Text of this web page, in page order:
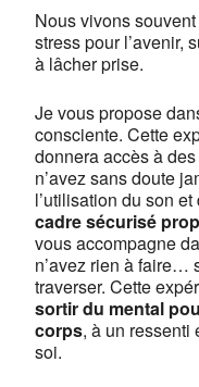
Do you own this
Nous vivons
stress pour l’avenir,
à lâcher prise.
Je vous propose
consciente. Cette
donnera accès à
n’avez sans doute
l’utilisation du son
cadre sécurisé
vous accompagne
n’avez rien à faire…
traverser. Cette
sortir du mental
corps, à un ressenti
soi.